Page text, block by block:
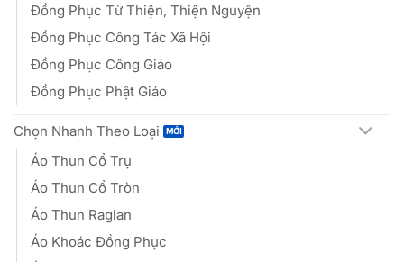
Đồng Phục Từ Thiện, Thiện Nguyện
Đồng Phục Công Tác Xã Hội
Đồng Phục Công Giáo
Đồng Phục Phật Giáo
Chọn Nhanh Theo Loại
Áo Thun Cổ Trụ
Áo Thun Cổ Tròn
Áo Thun Raglan
Áo Khoác Đồng Phục